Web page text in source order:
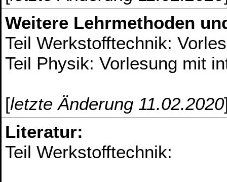
Weitere Lehrmethoden
Teil Werkstofftechnik:
Teil Physik: Vorlesung mit
[letzte Änderung 11.02.2020
Literatur:
Teil Werkstofftechnik: